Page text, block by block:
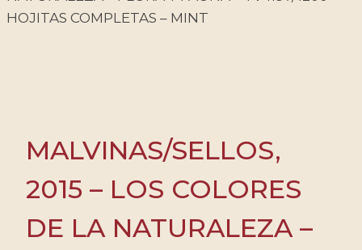
HOJITAS COMPLETAS – MINT
MALVINAS/SELLOS,
2015 – LOS COLORES
DE LA NATURALEZA –